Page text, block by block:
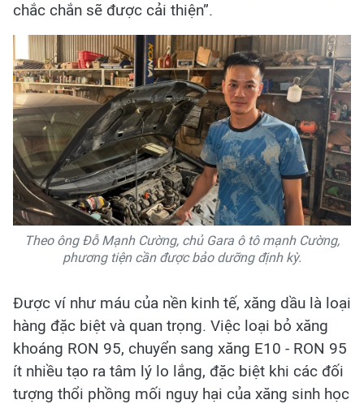
chắc chắn sẽ được cải thiện”.
Theo ông Đỗ Mạnh Cường, chủ Gara ô tô mạnh Cường,
phương tiện cần được bảo dưỡng định kỳ.
Được ví như máu của nền kinh tế, xăng dầu là loại
hàng đặc biệt và quan trọng. Việc loại bỏ xăng
khoáng RON 95, chuyển sang xăng E10 - RON 95
ít nhiều tạo ra tâm lý lo lắng, đặc biệt khi các đối
tượng thổi phồng mối nguy hại của xăng sinh học